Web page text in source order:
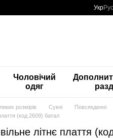
УкрРус
Чоловічий
одяг
розмірів Сукні
Повсякденні
(код 2609) батал
літнє плаття